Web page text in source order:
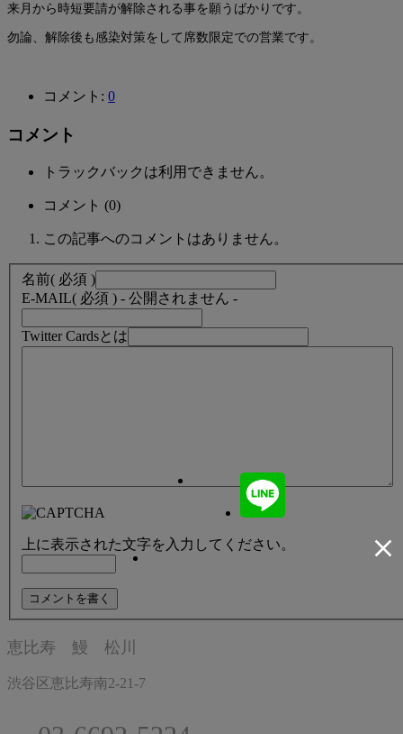
来月から時短要請が解除される事を願うばかりです。
勿論、解除後も感染対策をして席数限定での営業です。
コメント: 0
コメント
トラックバックは利用できません。
コメント (0)
この記事へのコメントはありません。
名前( 必須 )
E-MAIL( 必須 ) - 公開されません -
Twitter Cardsとは
上に表示された文字を入力してください。
恵比寿 鰻 松川
渋谷区恵比寿南2-21-7